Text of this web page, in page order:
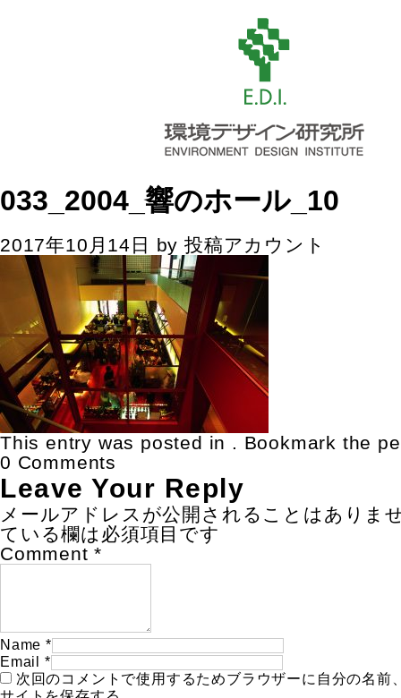
033_2004_響のホール_10
2017年10月14日 by投稿アカウント
This entry was posted in . Bookmark the
0 Comments
Leave Your Reply
メールアドレスが公開されることはありま
ている欄は必須項目です
Comment *
Name *
Email
*
次回のコメントで使用するためブラウザーに自分の名前